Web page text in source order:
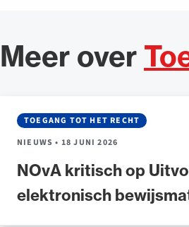
Meer over
NOvA kritisch op
elektronisch
TOEGANG TOT HET RECHT
NIEUWS• 18 JUNI 2026